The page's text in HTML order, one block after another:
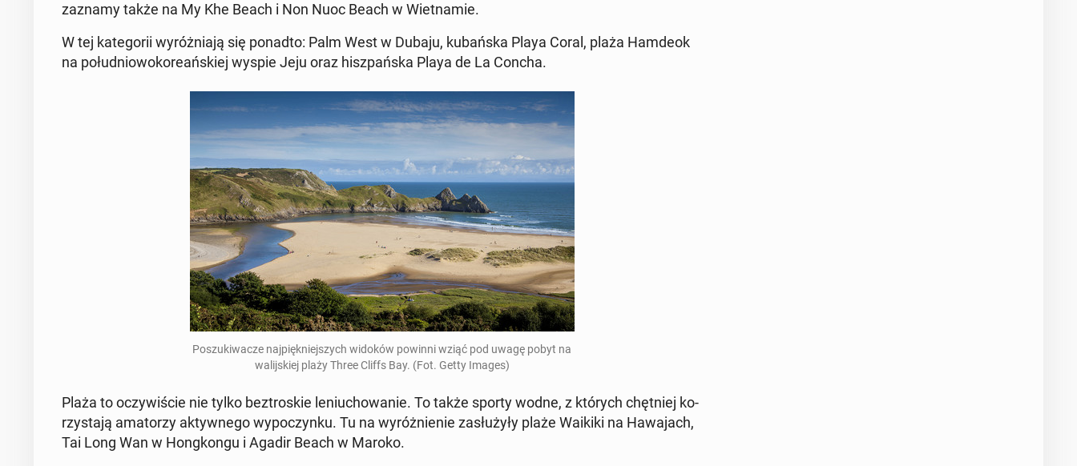
zaznamy także na My Khe Beach i Non Nuoc Beach w Wiet­na­mie.
W tej ka­te­go­rii wy­róż­nia­ją się ponadto: Palm West w Dubaju, ku­bań­ska Playa Coral, plaża Hamdeok
na po­łu­dnio­wo­ko­re­ań­skiej wyspie Jeju oraz hisz­pań­ska Playa de La Concha.
Po­szu­ki­wa­cze naj­pięk­niej­szych widoków powinni wziąć pod uwagę pobyt na
wa­lij­skiej plaży Three Cliffs Bay. (Fot. Getty Images)
Plaża to oczy­wi­ście nie tylko bez­tro­skie le­niu­cho­wa­nie. To także sporty wodne, z których chęt­niej ko­
rzy­sta­ją ama­to­rzy ak­tyw­ne­go wy­po­czyn­ku. Tu na wy­róż­nie­nie za­słu­ży­ły plaże Waikiki na Ha­wa­jach,
Tai Long Wan w Hong­kon­gu i Agadir Beach w Maroko.